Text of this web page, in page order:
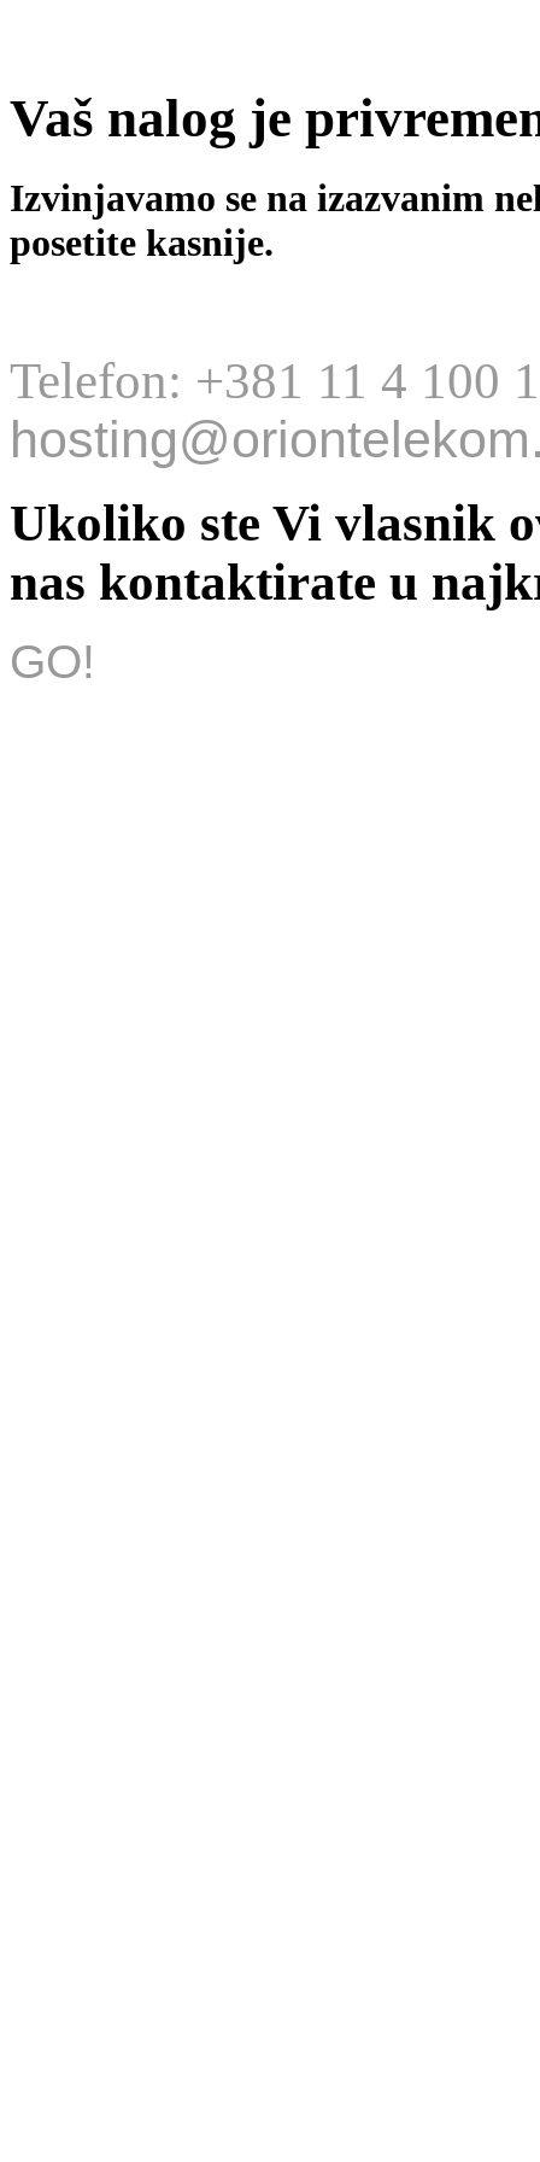
Vaš nalog je
Izvinjavamo se na izazvanim
posetite kasnije.
Telefon: +381 11 4 100
Ukoliko ste Vi vlasnik
nas kontaktirate u
GO!